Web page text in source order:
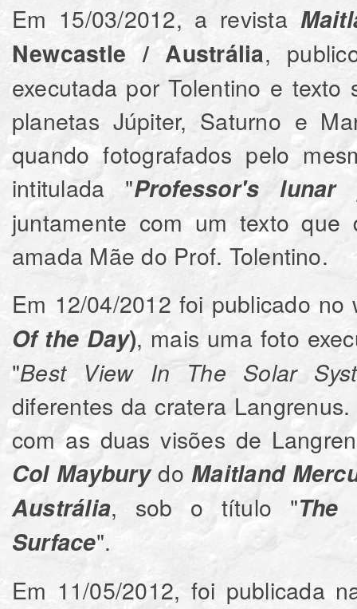
Em 15/03/2012, a revista
Newcastle / Austrália,
executada por Tolentino e
planetas Júpiter, Saturno e
quando fotografados pelo
intitulada "Professor's
juntamente com um texto que
amada Mãe do Prof. Tolentino.
Em 12/04/2012 foi publicado
Of the Day), mais uma foto
"Best View In The Solar
diferentes da cratera
com as duas visões de
Col Mayburydo Maitland
Austrália, sob o título "The
Surface".
Em 11/05/2012, foi publicada